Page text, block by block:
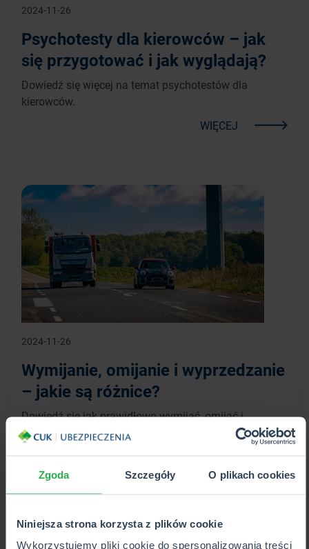
Zgoda Szczegóły O plikach cookies
Niniejsza strona korzysta z plików cookie
Wykorzystujemy pliki cookie do spersonalizowania treści
2024-11-26
Psychotesty dla kierowców – jak
się przygotować i jak wyglądają?
Dowiedź się więcej na temat psychotestów dla
kierowców.
WIĘCEJ
2024-11-26
Wymijanie, omijanie i wyprzedzanie
– jakie są różnice?
Dowiedź się jak prawidłowo wymijać, omijać i
wyprzedzać.